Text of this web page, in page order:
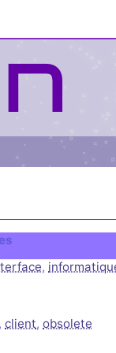
,
, client, obsolete